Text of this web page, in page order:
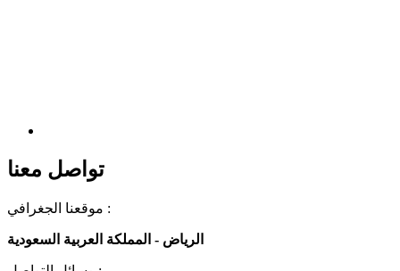
تواصل معنا
موقعنا الجغرافي :
الرياض - المملكة العربية السعودية